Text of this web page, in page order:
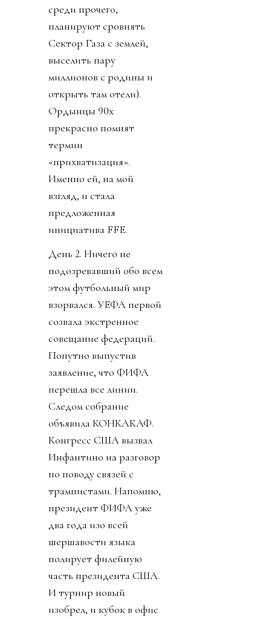
среди прочего,
планируют сровнять
Сектор Газа с землей,
выселить пару
миллионов с родины и
открыть там отели).
Ордынцы 90х
прекрасно помнят
термин
«прихватизация».
Именно ей, на мой
взгляд, и стала
предложенная
инициатива FFE.
День 2. Ничего не
подозревавший обо всем
этом футбольный мир
взорвался. УЕФА первой
созвала экстренное
совещание федераций.
Попутно выпустив
заявление, что ФИФА
перешла все линии.
Следом собрание
объявила КОНКАКАФ.
Конгресс США вызвал
Инфантино на разговор
по поводу связей с
трампистами. Напомню,
президент ФИФА уже
два года изо всей
шершавости языка
полирует филейную
часть президента США.
И турнир новый
изобрел, и кубок в офис